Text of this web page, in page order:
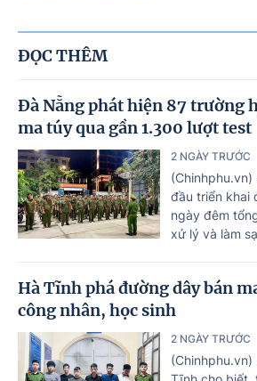
ĐỌC THÊM
Đà Nẵng phát hiện 87 trường
ma túy qua gần 1.300 lượt test
2 NGÀY TRƯỚC
đầu triển khai
ngày đêm
xử lý và làm
Hà Tĩnh phá đường dây bán
công nhân, học sinh
2 NGÀY TRƯỚC
(Chinhphu.vn)